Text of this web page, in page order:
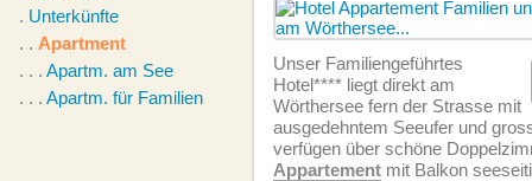
. Unterkünfte
. . Apartment
. . . Apartm. am See
. . . Apartm. für Familien
Unser Familiengeführtes
Hotel**** liegt direkt am
Wörthersee fern der Strasse mit
ausgedehntem Seeufer und
verfügen über schöne
Appartement mit Balkon